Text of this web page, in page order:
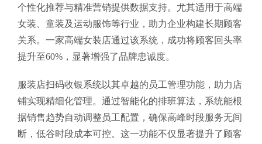
个性化推荐与精准营销提供数据支持。尤其适用于高端
女装、童装及运动服饰等行业，助力企业构建长期顾客
关系。一家高端女装店通过该系统，成功将顾客回头率
提升至60%，显著增强了品牌忠诚度。
服装店扫码收银系统以其卓越的员工管理功能，助力店
铺实现精细化管理。通过智能化的排班算法，系统能根
据销售趋势自动调整员工配置，确保高峰时段服务无间
断，低谷时段成本可控。这一功能不仅显著提升了顾客